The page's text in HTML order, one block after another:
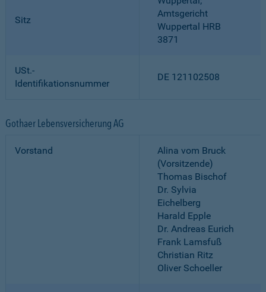
Sitz
Amtsgericht
Wuppertal HRB
3871
USt.-
Identifikationsnummer
DE 121102508
Gothaer Lebensversicherung AG
Vorstand
Alina vom Bruck
(Vorsitzende)
Thomas Bischof
Dr. Sylvia
Eichelberg
Harald Epple
Dr. Andreas Eurich
Frank Lamsfuß
Christian Ritz
Oliver Schoeller